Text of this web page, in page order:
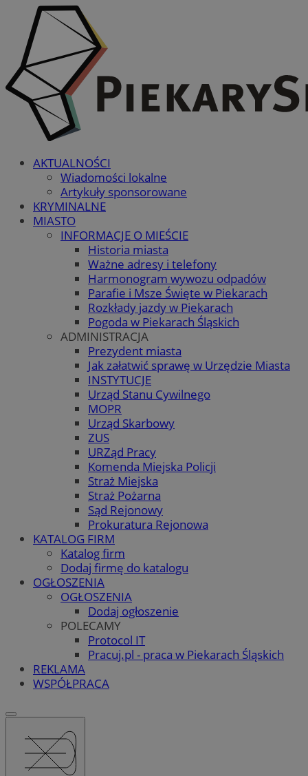
AKTUALNOŚCI
Wiadomości lokalne
Artykuły sponsorowane
KRYMINALNE
MIASTO
INFORMACJE O MIEŚCIE
Historia miasta
Ważne adresy i telefony
Harmonogram wywozu odpadów
Parafie i Msze Święte w Piekarach
Rozkłady jazdy w Piekarach
Pogoda w Piekarach Śląskich
ADMINISTRACJA
Prezydent miasta
Jak załatwić sprawę w Urzędzie Miasta
INSTYTUCJE
Urząd Stanu Cywilnego
MOPR
Urząd Skarbowy
ZUS
URZąd Pracy
Komenda Miejska Policji
Straż Miejska
Straż Pożarna
Sąd Rejonowy
Prokuratura Rejonowa
KATALOG FIRM
Katalog firm
Dodaj firmę do katalogu
OGŁOSZENIA
OGŁOSZENIA
Dodaj ogłoszenie
POLECAMY
Protocol IT
Pracuj.pl - praca w Piekarach Śląskich
REKLAMA
WSPÓŁPRACA